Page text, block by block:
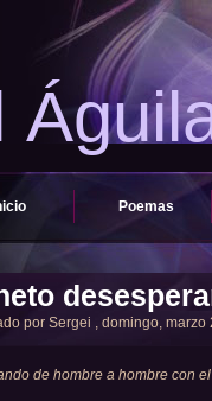
Poemas
por Sergei , domingo, marzo
de hombre a hombre con el